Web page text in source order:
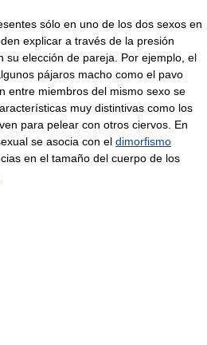
sólo en uno de los dos sexos en
explicar a través de la presión
su elección de pareja. Por ejemplo, el
pájaros macho como el pavo
entre miembros del mismo sexo se
muy distintivas como los
para pelear con otros ciervos. En
se asocia con el dimorfismo
en el tamaño del cuerpo de los